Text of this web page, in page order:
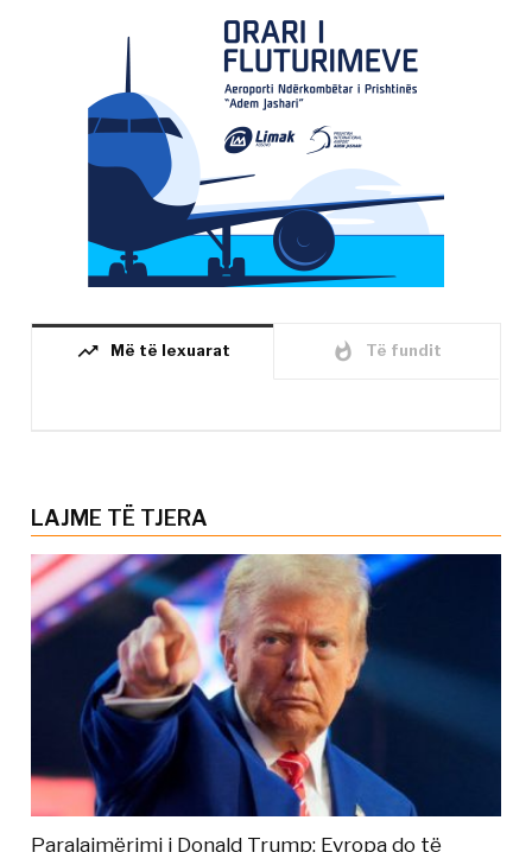
trending_up Më të lexuarat whatshot Të fundit
LAJME TË TJERA
Paralajmërimi i Donald Trump: Evropa do të